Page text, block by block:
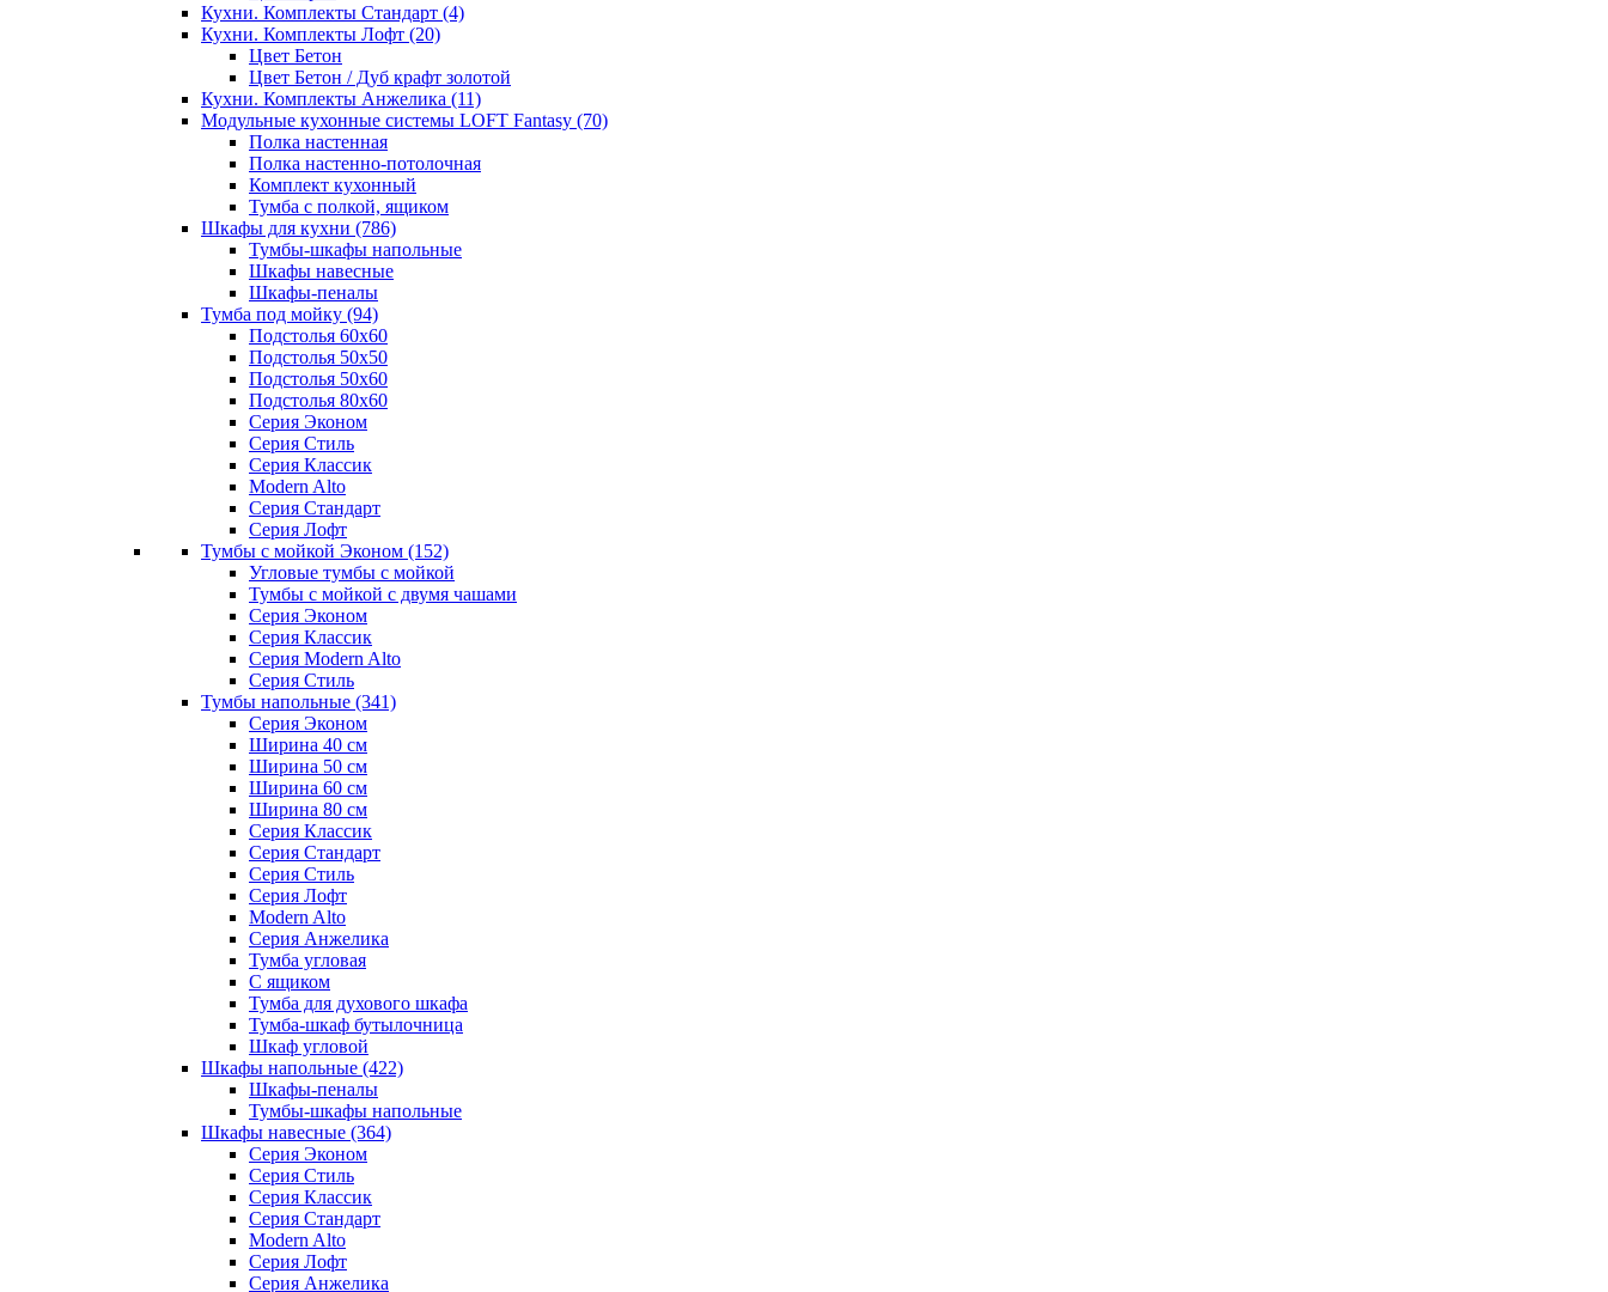
Кухни. Комплекты Стандарт (4)
Кухни. Комплекты Лофт (20)
Цвет Бетон
Цвет Бетон / Дуб крафт золотой
Кухни. Комплекты Анжелика (11)
Модульные кухонные системы LOFT Fantasy (70)
Полка настенная
Полка настенно-потолочная
Комплект кухонный
Тумба с полкой, ящиком
Шкафы для кухни (786)
Тумбы-шкафы напольные
Шкафы навесные
Шкафы-пеналы
Тумба под мойку (94)
Подстолья 60х60
Подстолья 50х50
Подстолья 50х60
Подстолья 80х60
Серия Эконом
Серия Стиль
Серия Классик
Modern Alto
Серия Стандарт
Серия Лофт
Тумбы с мойкой Эконом (152)
Угловые тумбы с мойкой
Тумбы с мойкой с двумя чашами
Серия Эконом
Серия Классик
Серия Modern Alto
Серия Стиль
Тумбы напольные (341)
Серия Эконом
Ширина 40 см
Ширина 50 см
Ширина 60 см
Ширина 80 см
Серия Классик
Серия Стандарт
Серия Стиль
Серия Лофт
Modern Alto
Серия Анжелика
Тумба угловая
С ящиком
Тумба для духового шкафа
Тумба-шкаф бутылочница
Шкаф угловой
Шкафы напольные (422)
Шкафы-пеналы
Тумбы-шкафы напольные
Шкафы навесные (364)
Серия Эконом
Серия Стиль
Серия Классик
Серия Стандарт
Modern Alto
Серия Лофт
Серия Анжелика